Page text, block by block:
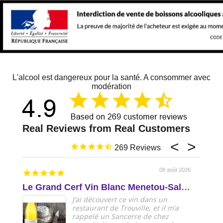
L'alcool est dangereux pour la santé. A consommer avec
modération
269
08 août 2026
Le Grand Cerf Vin Blanc Menetou-Salon AOP Val de Loire
J’ai découvert ce vin dans un
restaurant de Trouville, et il m’a
rappelé un Sancerre de chez